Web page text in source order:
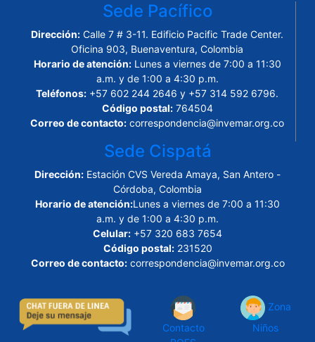
Sede Pacífico
Dirección: Calle 7 # 3-11. Edificio Pacific Trade Center.
Oficina 903, Buenaventura, Colombia
Horario de atención:Lunes a viernes de 7:00 a 11:30
a.m. y de 1:00 a 4:30 p.m.
Teléfonos: +57 602 244 2646 y +57 314 592 6796.
Código postal:764504
Correo de contacto: correspondencia@invemar.org.co
Sede Cispatá
Dirección: Estación CVS Vereda Amaya, San Antero -
Córdoba, Colombia
Horario de atención:Lunes a viernes de 7:00 a 11:30
a.m. y de 1:00 a 4:30 p.m.
Celular: +57 320 683 7654
Código postal:231520
Correo de contacto:correspondencia@invemar.org.co
Contacto
Zona
Niños